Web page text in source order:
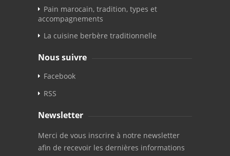
Pain marocain, tradition, types et
accompagnements
La cuisine berbère traditionnelle
Nous suivre
Facebook
RSS
Newsletter
Merci de vous inscrire à notre newsletter
afin de recevoir les dernières informations